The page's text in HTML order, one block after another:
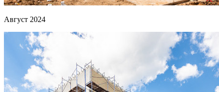
Август 2024